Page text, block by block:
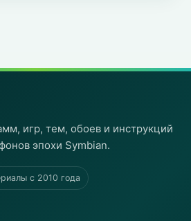
игр, тем, обоев и инструкций
эпохи Symbian.
с 2010 года